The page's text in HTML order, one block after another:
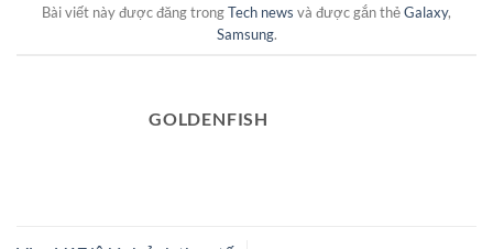
Bài viết này được đăng trongTech news và được gắn thẻGalaxy,
Samsung.
GOLDENFISH